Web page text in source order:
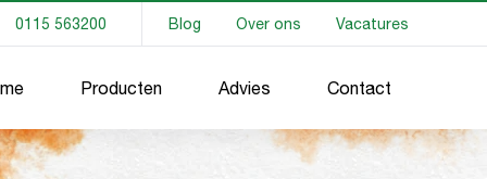
0115 563200 Blog Over ons Vacatures
Producten Advies Contact